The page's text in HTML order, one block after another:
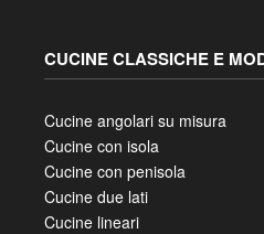
CUCINE CLASSICHE E
Cucine angolari su misura
Cucine con isola
Cucine con penisola
Cucine due lati
Cucine lineari